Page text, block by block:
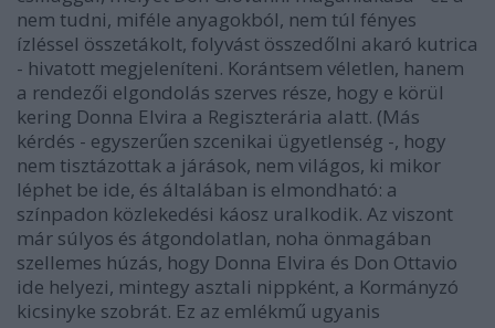
nem tudni, miféle anyagokból, nem túl fényes
ízléssel összetákolt, folyvást összedőlni akaró kutrica
- hivatott megjeleníteni. Korántsem véletlen, hanem
a rendezői elgondolás szerves része, hogy e körül
kering Donna Elvira a Regiszterária alatt. (Más
kérdés - egyszerűen szcenikai ügyetlenség -, hogy
nem tisztázottak a járások, nem világos, ki mikor
léphet be ide, és általában is elmondható: a
színpadon közlekedési káosz uralkodik. Az viszont
már súlyos és átgondolatlan, noha önmagában
szellemes húzás, hogy Donna Elvira és Don Ottavio
ide helyezi, mintegy asztali nippként, a Kormányzó
kicsinyke szobrát. Ez az emlékmű ugyanis